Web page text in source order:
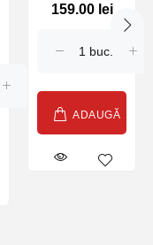
Mimolette Extra
g (47756)
159.00 lei
ADAUGĂ